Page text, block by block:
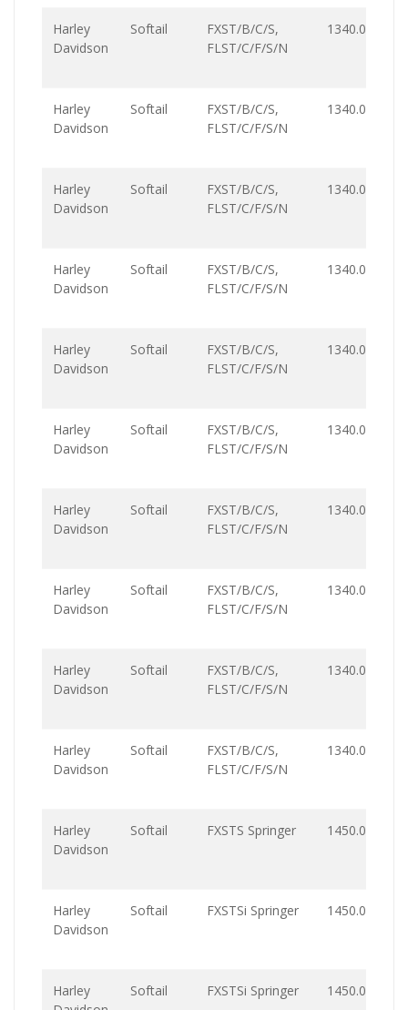
Harley
Davidson
Softail
FXST/B/C/S,
FLST/C/F/S/N
1340.0
Harley
Davidson
Softail
FXST/B/C/S,
FLST/C/F/S/N
1340.0
Harley
Davidson
Softail
FXST/B/C/S,
FLST/C/F/S/N
1340.0
Harley
Davidson
Softail
FXST/B/C/S,
FLST/C/F/S/N
1340.0
Harley
Davidson
Softail
FXST/B/C/S,
FLST/C/F/S/N
1340.0
Harley
Davidson
Softail
FXST/B/C/S,
FLST/C/F/S/N
1340.0
Harley
Davidson
Softail
FXST/B/C/S,
FLST/C/F/S/N
1340.0
Harley
Davidson
Softail
FXST/B/C/S,
FLST/C/F/S/N
1340.0
Harley
Davidson
Softail
FXST/B/C/S,
FLST/C/F/S/N
1340.0
Harley
Davidson
Softail
FXST/B/C/S,
FLST/C/F/S/N
1340.0
Harley
Davidson
Softail FXSTS Springer 1450.0
Harley
Davidson
Softail FXSTSi Springer 1450.0
Harley
Softail FXSTSi Springer 1450.0